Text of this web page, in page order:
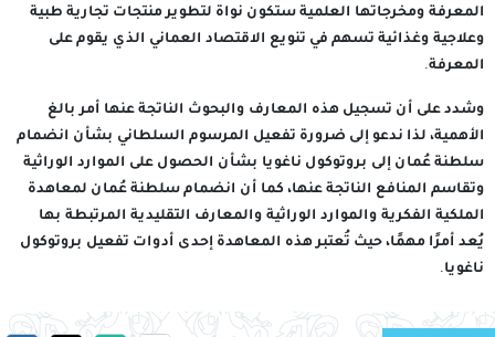
المعرفة ومخرجاتها العلمية ستكون نواة لتطوير منتجات تجارية طبية
وعلاجية وغذائية تسهم في تنويع الاقتصاد العماني الذي يقوم على
المعرفة.
وشدد على أن تسجيل هذه المعارف والبحوث الناتجة عنها أمر بالغ
الأهمية، لذا ندعو إلى ضرورة تفعيل المرسوم السلطاني بشأن انضمام
سلطنة عُمان إلى بروتوكول ناغويا بشأن الحصول على الموارد الوراثية
وتقاسم المنافع الناتجة عنها، كما أن انضمام سلطنة عُمان لمعاهدة
الملكية الفكرية والموارد الوراثية والمعارف التقليدية المرتبطة بها
يُعد أمرًا مهمًا، حيث تُعتبر هذه المعاهدة إحدى أدوات تفعيل بروتوكول
ناغويا.